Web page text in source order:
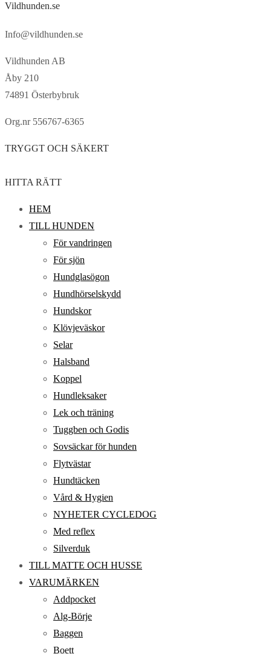
Vildhunden.se
Info@vildhunden.se
Vildhunden AB
Åby 210
74891 Österbybruk
Org.nr 556767-6365
TRYGGT OCH SÄKERT
HITTA RÄTT
HEM
TILL HUNDEN
För vandringen
För sjön
Hundglasögon
Hundhörselskydd
Hundskor
Klövjeväskor
Selar
Halsband
Koppel
Hundleksaker
Lek och träning
Tuggben och Godis
Sovsäckar för hunden
Flytvästar
Hundtäcken
Vård & Hygien
NYHETER CYCLEDOG
Med reflex
Silverduk
TILL MATTE OCH HUSSE
VARUMÄRKEN
Addpocket
Alg-Börje
Baggen
Boett